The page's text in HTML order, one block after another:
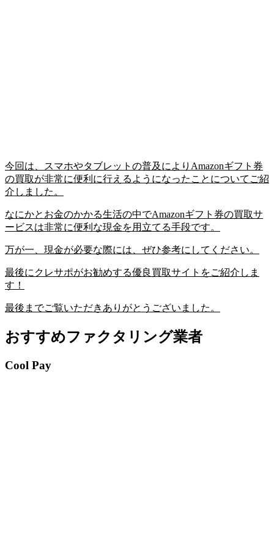
今回は、スマホやタブレットの普及によりAmazonギフト券
の買取が非常に便利に行えるようになったことについてご紹
介しました。
なにかとお金のかかる生活の中でAmazonギフト券の買取サ
ービスは非常に便利な現金を用立てる手段です。
万が一、現金が必要な際には、ぜひ参考にしてください。
最後にクレサポがお勧めする優良買取サイトをご紹介しま
す！
最後までご覧いただきありがとうございました。
おすすめファクタリング業者
Cool Pay